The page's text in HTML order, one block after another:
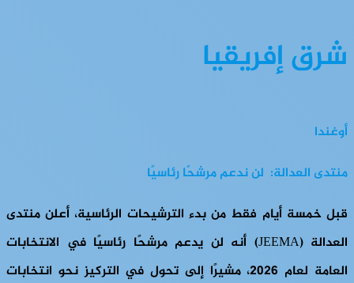
شرق إفريقيا
أوغندا
منتدى العدالة: لن ندعم مرشحًا رئاسيًا
قبل خمسة أيام فقط من بدء الترشيحات الرئاسية، أعلن منتدى
العدالة (JEEMA) أنه لن يدعم مرشحًا رئاسيًا في الانتخابات
العامة لعام 2026، مشيرًا إلى تحول في التركيز نحو انتخابات